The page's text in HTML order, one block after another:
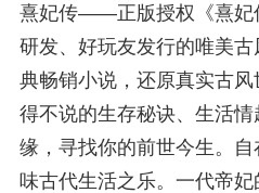
熹妃传——正版授权《熹妃
研发、好玩友发行的唯美
典畅销小说，还原真实古
得不说的生存秘诀、生活
缘，寻找你的前世今生。
味古代生活之乐。一代帝